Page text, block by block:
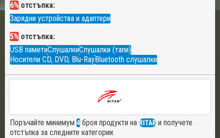
6% отстъпка:
Зарядни устройства и адаптери
5% отстъпка:
USB паметиСлушалкиСлушалки (тапи)
Носители CD, DVD, Blu-RayBluetooth слушалки
Поръчайте минимум 4 броя продукти на RITAR и получете
отстъпка за следните категории: